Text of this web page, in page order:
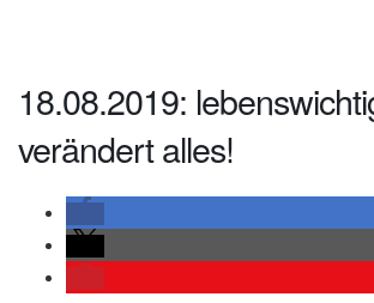
18.08.2019:
verändert alles!